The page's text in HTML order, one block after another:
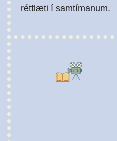
réttlæti í samtímanum.